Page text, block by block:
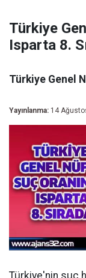
Türkiye
Isparta 8.
Türkiye Genel
Yayınlanma: 14
Türkiye'nin suç